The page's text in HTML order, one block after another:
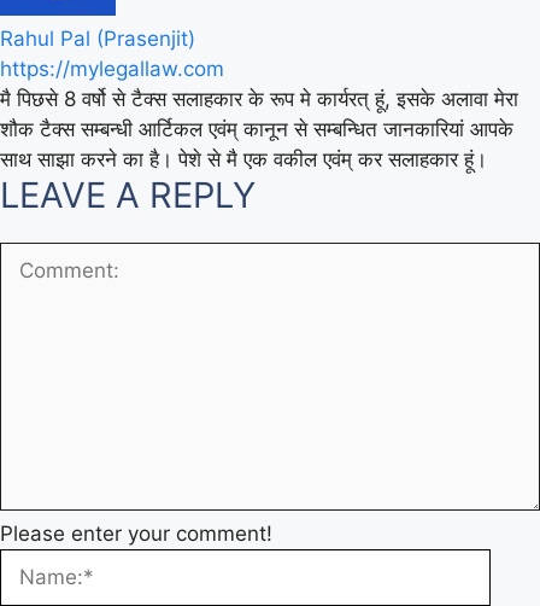
Rahul Pal (Prasenjit)
https://mylegallaw.com
मै पिछसे 8 वर्षो से टैक्स सलाहकार के रूप मे कार्यरत् हूं, इसके अलावा मेरा
शौक टैक्स सम्बन्धी आर्टिकल एवंम् कानून से सम्बन्धित जानकारियां आपके
साथ साझा करने का है। पेशे से मै एक वकील एवंम् कर सलाहकार हूं।
LEAVE A REPLY
Please enter your comment!